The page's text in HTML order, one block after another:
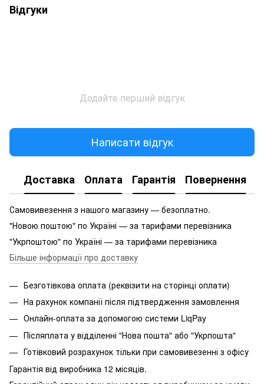
Відгуки
Додайте перший відгук
Написати відгук
Доставка Оплата Гарантія Повернення
Самовивезення з нашого магазину — безоплатно.
"Новою поштою" по Україні — за тарифами перевізника
"Укрпоштою" по Україні — за тарифами перевізника
Більше інформації про доставку
Безготівкова оплата (реквізити на сторінці оплати)
На рахунок компанії після підтвердження замовлення
Онлайн-оплата за допомогою системи LiqPay
Післяплата у відділенні "Нова пошта" або "Укрпошта"
Готівковий розрахунок тільки при самовивезенні з офісу
Гарантія від виробника 12 місяців.